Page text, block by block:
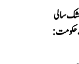
میں خشک سالی
حکومت: